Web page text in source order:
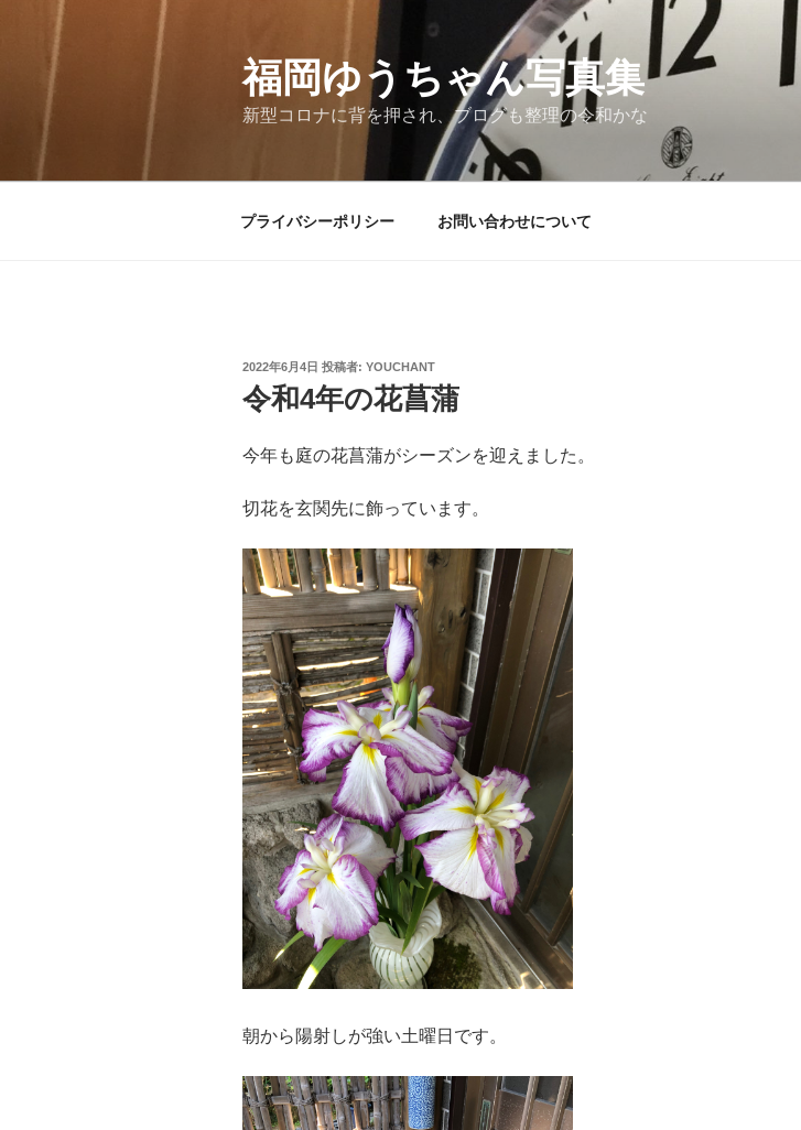
福岡ゆうちゃん写真集
新型コロナに背を押され、ブログも整理の令和かな
プライバシーポリシー お問い合わせについて
投
日:
2022年6月4日 投稿者: YOUCHANT
令和4年の花菖蒲
今年も庭の花菖蒲がシーズンを迎えました。
切花を玄関先に飾っています。
朝から陽射しが強い土曜日です。